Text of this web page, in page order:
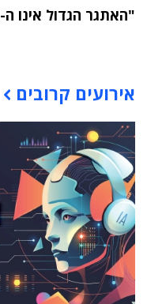
"האתגר הגדול אינו ה-AI אלא הטמעתה בארגון"
אירועים קרובים